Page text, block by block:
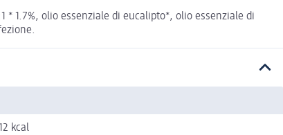
1.7%, olio essenziale di eucalipto*, olio essenziale di
kcal